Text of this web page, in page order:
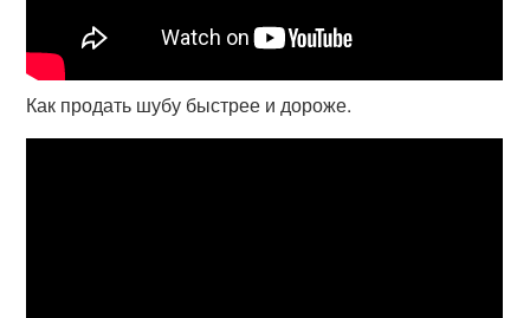
Как продать шубу быстрее и дороже.